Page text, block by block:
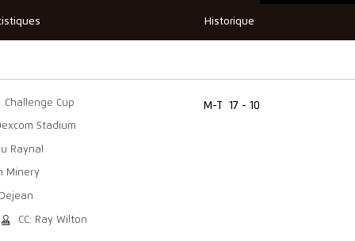
Historique
Challenge Cup
Stadium
Raynal
Minery
CC: Ray Wilton
M-T 17 - 10